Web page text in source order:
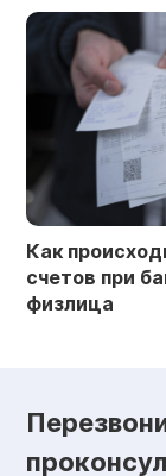
Как
счетов при
физлица